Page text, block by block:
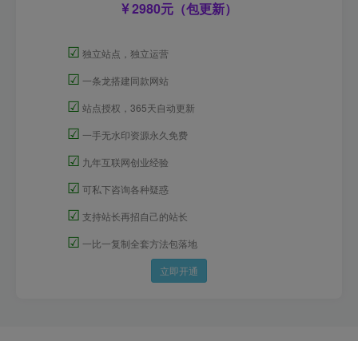
2980元（包更新）
☑ 独立站点，独立运营
☑ 一条龙搭建同款网站
☑ 站点授权，365天自动更新
☑ 一手无水印资源永久免费
☑ 九年互联网创业经验
☑ 可私下咨询各种疑惑
☑ 支持站长再招自己的站长
☑ 一比一复制全套方法包落地
立即开通